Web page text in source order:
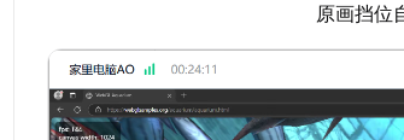
原画挡位